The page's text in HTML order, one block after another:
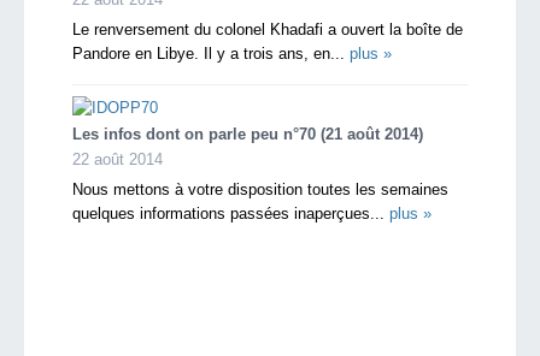
Le renversement du colonel Khadafi a ouvert la boîte de
Pandore en Libye. Il y a trois ans, en... plus »
Les infos dont on parle peu n°70 (21 août 2014)
22 août 2014
Nous mettons à votre disposition toutes les semaines
quelques informations passées inaperçues... plus »